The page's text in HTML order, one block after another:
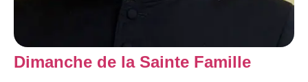
Dimanche de la Sainte Famille